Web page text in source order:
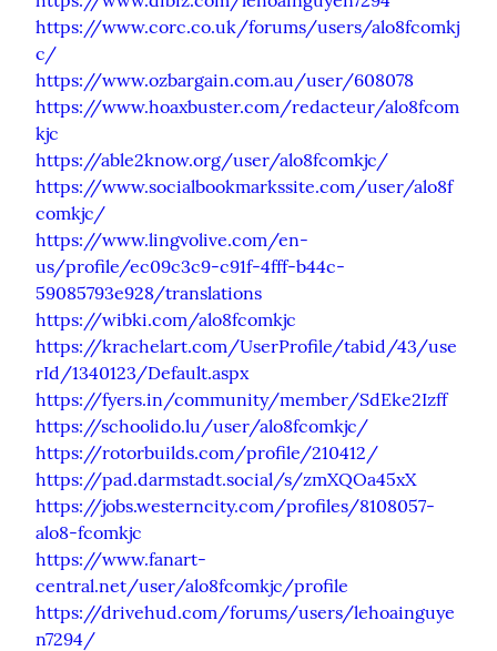
https://www.corc.co.uk/forums/users/alo8fcomkj
c/
https://www.ozbargain.com.au/user/608078
https://www.hoaxbuster.com/redacteur/alo8fcom
kjc
https://able2know.org/user/alo8fcomkjc/
https://www.socialbookmarkssite.com/user/alo8f
comkjc/
https://www.lingvolive.com/en-
us/profile/ec09c3c9-c91f-4fff-b44c-
59085793e928/translations
https://wibki.com/alo8fcomkjc
https://krachelart.com/UserProfile/tabid/43/use
rId/1340123/Default.aspx
https://fyers.in/community/member/SdEke2Izff
https://schoolido.lu/user/alo8fcomkjc/
https://rotorbuilds.com/profile/210412/
https://pad.darmstadt.social/s/zmXQOa45xX
https://jobs.westerncity.com/profiles/8108057-
alo8-fcomkjc
https://www.fanart-
central.net/user/alo8fcomkjc/profile
https://drivehud.com/forums/users/lehoainguye
n7294/